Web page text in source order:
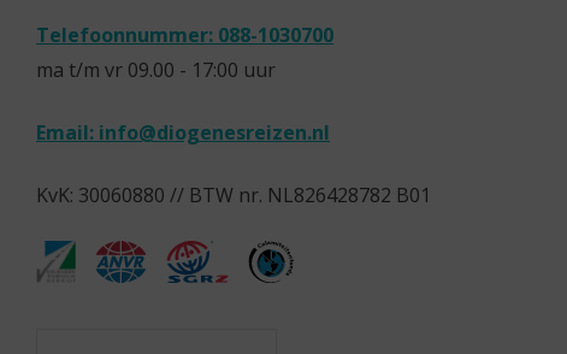
Telefoonnummer: 088-1030700
ma t/m vr 09.00 - 17:00 uur
Email: info@diogenesreizen.nl
KvK: 30060880 // BTW nr. NL826428782 B01